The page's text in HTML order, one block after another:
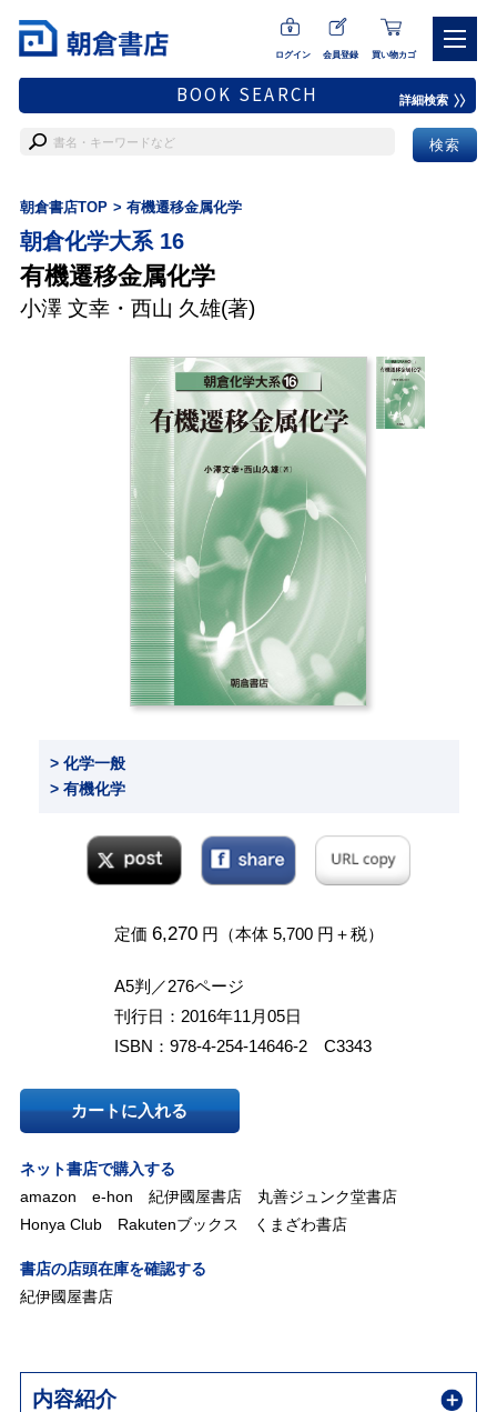
ログイン 会員登録 買い物カゴ
BOOK SEARCH 詳細検索
朝倉書店TOP 有機遷移金属化学
朝倉化学大系 16
有機遷移金属化学
小澤 文幸・ 西山 久雄(著)
> 化学一般
> 有機化学
定価 6,270円（本体 5,700 円＋税）
A5判／276ページ
刊行日：2016年11月05日
ISBN：978-4-254-14646-2 C3343
カートに入れる
ネット書店で購入する
amazon
e-hon 紀伊國屋書店
丸善ジュンク堂書店
Honya Club
Rakutenブックス くまざわ書店
書店の店頭在庫を確認する
紀伊國屋書店
内容紹介